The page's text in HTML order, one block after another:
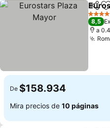
4
8,5
a
De $158.934
Mira precios de 10 páginas